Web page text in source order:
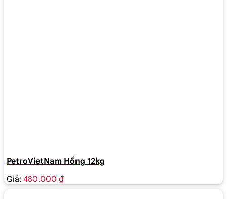
PetroVietNam Hồng 12kg
Giá: 480.000 ₫